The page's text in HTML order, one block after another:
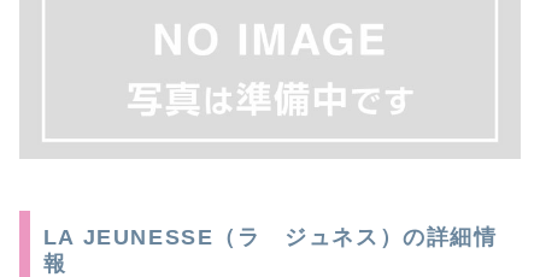
LA JEUNESSE（ラ ジュネス）の詳細情
報